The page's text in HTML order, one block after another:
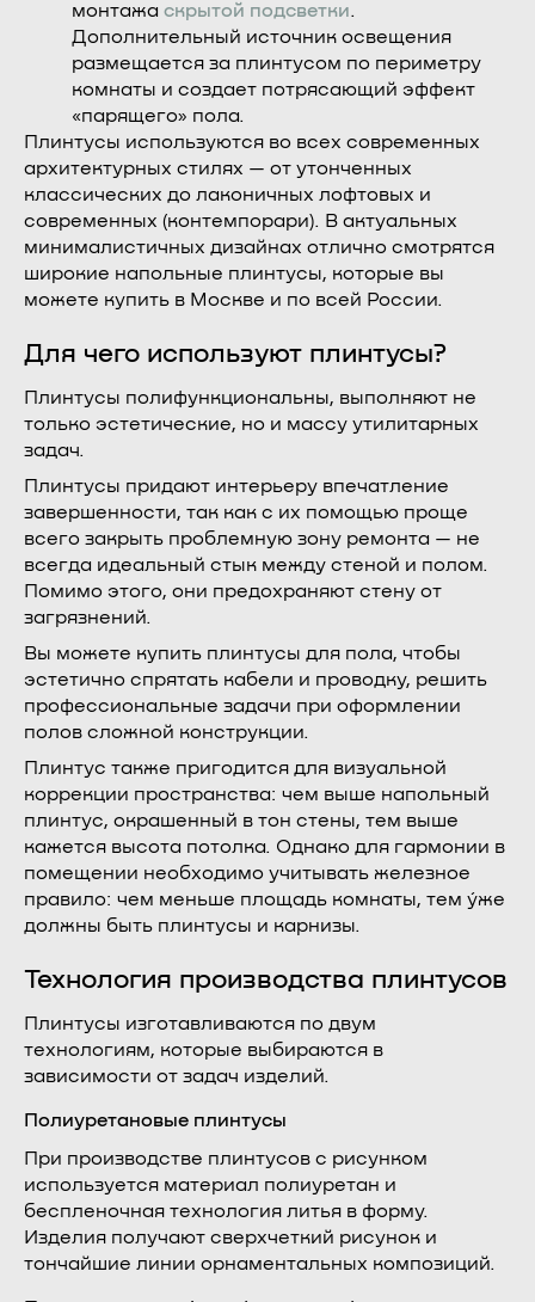
монтажа скрытой подсветки.
Дополнительный источник освещения
размещается за плинтусом по периметру
комнаты и создает потрясающий эффект
«парящего» пола.
Плинтусы используются во всех современных
архитектурных стилях — от утонченных
классических до лаконичных лофтовых и
современных (контемпорари). В актуальных
минималистичных дизайнах отлично смотрятся
широкие напольные плинтусы, которые вы
можете купить в Москве и по всей России.
Для чего используют плинтусы?
Плинтусы полифункциональны, выполняют не
только эстетические, но и массу утилитарных
задач.
Плинтусы придают интерьеру впечатление
завершенности, так как с их помощью проще
всего закрыть проблемную зону ремонта — не
всегда идеальный стык между стеной и полом.
Помимо этого, они предохраняют стену от
загрязнений.
Вы можете купить плинтусы для пола, чтобы
эстетично спрятать кабели и проводку, решить
профессиональные задачи при оформлении
полов сложной конструкции.
Плинтус также пригодится для визуальной
коррекции пространства: чем выше напольный
плинтус, окрашенный в тон стены, тем выше
кажется высота потолка. Однако для гармонии в
помещении необходимо учитывать железное
правило: чем меньше площадь комнаты, тем у́же
должны быть плинтусы и карнизы.
Технология производства плинтусов
Плинтусы изготавливаются по двум
технологиям, которые выбираются в
зависимости от задач изделий.
Полиуретановые плинтусы
При производстве плинтусов с рисунком
используется материал полиуретан и
беспленочная технология литья в форму.
Изделия получают сверхчеткий рисунок и
тончайшие линии орнаментальных композиций.